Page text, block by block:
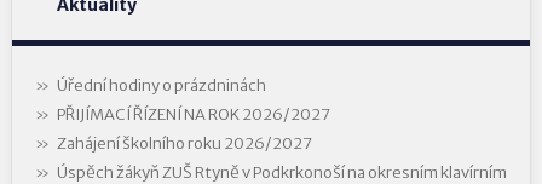
Úřední hodiny o prázdninách
PŘIJÍMACÍ ŘÍZENÍ NA ROK 2026/2027
Zahájení školního roku 2026/2027
Úspěch žákyň ZUŠ Rtyně v Podkrkonoší na okresním klavírním